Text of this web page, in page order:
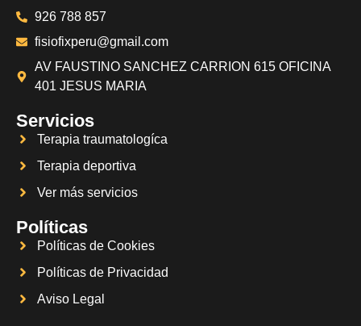
926 788 857
fisiofixperu@gmail.com
AV FAUSTINO SANCHEZ CARRION 615 OFICINA
401 JESUS MARIA
Servicios
Terapia traumatologíca
Terapia deportiva
Ver más servicios
Políticas
Políticas de Cookies
Políticas de Privacidad
Aviso Legal